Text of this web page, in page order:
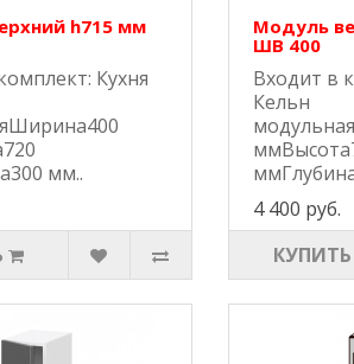
h715 мм
Кухня
мм..
Модуль
ШВ 400
Входит в
Кельн
4 400 руб.
КУПИТЬ